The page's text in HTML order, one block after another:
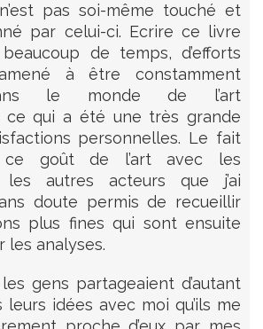
pas soi-même touché et
par celui-ci. Ecrire ce livre
beaucoup de temps, d’efforts
à être constamment
le monde de l’art
ce qui a été une très grande
personnelles. Le fait
goût de l’art avec les
autres acteurs que j’ai
doute permis de recueillir
plus fines qui sont ensuite
les analyses.
gens partageaient d’autant
idées avec moi qu’ils me